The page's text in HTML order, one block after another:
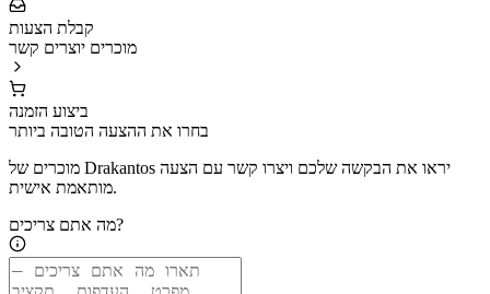
קבלת הצעות
מוכרים יוצרים קשר
ביצוע הזמנה
בחרו את ההצעה הטובה ביותר
מוכרים של Drakantos יראו את הבקשה שלכם ויצרו קשר עם הצעה
מותאמת אישית.
מה אתם צריכים?